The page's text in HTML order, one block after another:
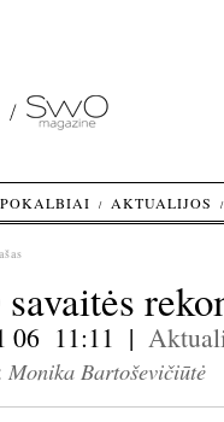
06 11:11 |
Monika Bartoševičiūtė
POKALBIAI AKTUALIJOS